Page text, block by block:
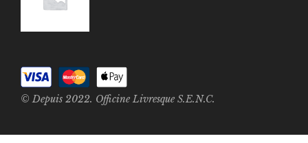
© Depuis 2022. Officine Livresque S.E.N.C.